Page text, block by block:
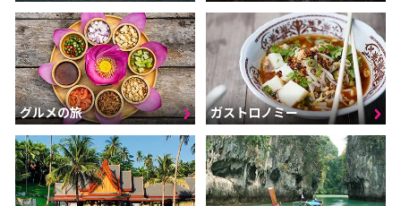
グルメの旅 ガストロノミー